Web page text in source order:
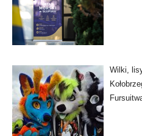
Wilki,